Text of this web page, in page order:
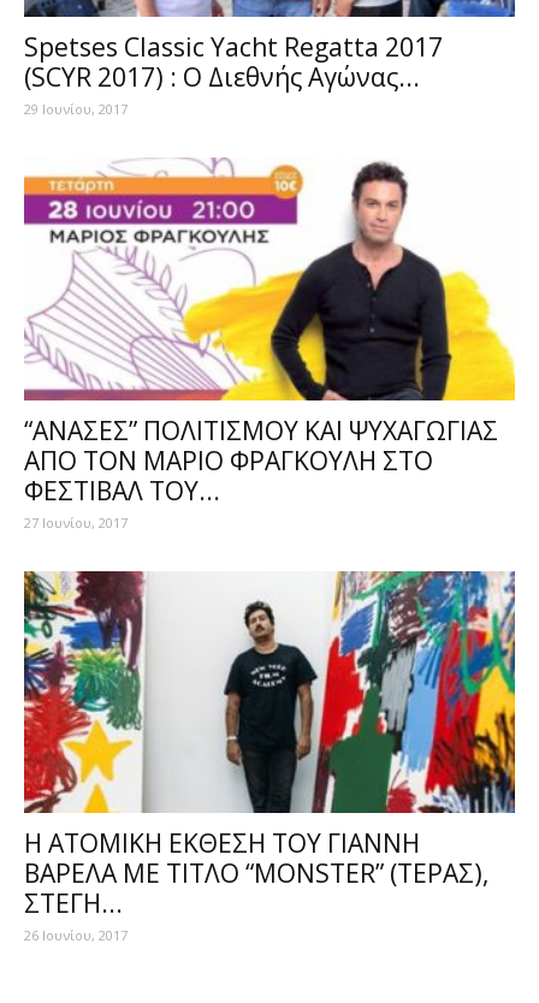
Spetses Classic Yacht Regatta 2017
(SCYR 2017) : Ο Διεθνής Αγώνας...
29 Ιουνίου, 2017
“ΑΝΑΣΕΣ” ΠΟΛΙΤΙΣΜΟΥ ΚΑΙ ΨΥΧΑΓΩΓΙΑΣ
ΑΠΟ ΤΟΝ ΜΑΡΙΟ ΦΡΑΓΚΟΥΛΗ ΣΤΟ
ΦΕΣΤΙΒΑΛ ΤΟΥ...
27 Ιουνίου, 2017
Η ΑΤΟΜΙΚΗ ΕΚΘΕΣΗ ΤΟΥ ΓΙΑΝΝΗ
ΒΑΡΕΛΑ ΜΕ ΤΙΤΛΟ “MONSTER” (ΤΕΡΑΣ),
ΣΤΕΓΗ...
26 Ιουνίου, 2017